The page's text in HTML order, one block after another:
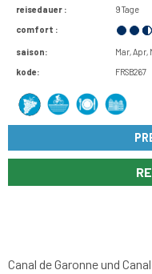
reisedauer :
9 Tage
comfort :
saison: Mar Apr
kode:
FRSB267
Canal de Garonne und